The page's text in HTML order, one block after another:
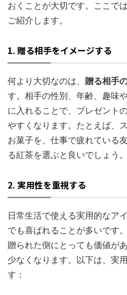
おくことが大切です。ここで
ご紹介します。
1. 贈る相手をイメージする
何より大切なのは、 贈る相手
す。相手の性別、年齢、趣味
に入れることで、プレゼント
やすくなります。たとえば、
お菓子を、仕事で疲れている
る紅茶を選ぶと良いでしょう。
2. 実用性を重視する
日常生活で使える実用的なア
でも喜ばれることが多いです。
贈られた側にとっても価値が
少なくなります。以下は、実
す：